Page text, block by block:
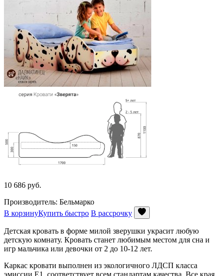
10 686 руб.
Производитель: Бельмарко
В корзинуКупить быстро В рассрочку
Детская кровать в форме милой зверушки украсит любую
детскую комнату. Кровать станет любимым местом для сна и
игр мальчика или девочки от 2 до 10-12 лет.
Каркас кровати выполнен из экологичного ЛДСП класса
эмиссии Е1, соответствует всем стандартам качества. Все края